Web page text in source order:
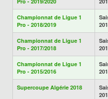
Championnat de Ligue 1
Pro - 2018/2019
Championnat de Ligue 1
Pro - 2017/2018
Championnat de Ligue 1
Pro - 2015/2016
Supercoupe Algérie 2018